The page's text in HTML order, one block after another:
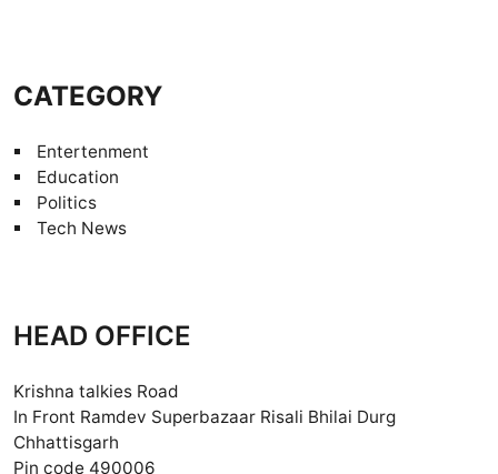
CATEGORY
Entertenment
Education
Politics
Tech News
HEAD OFFICE
Krishna talkies Road
In Front Ramdev Superbazaar Risali Bhilai Durg
Chhattisgarh
Pin code 490006